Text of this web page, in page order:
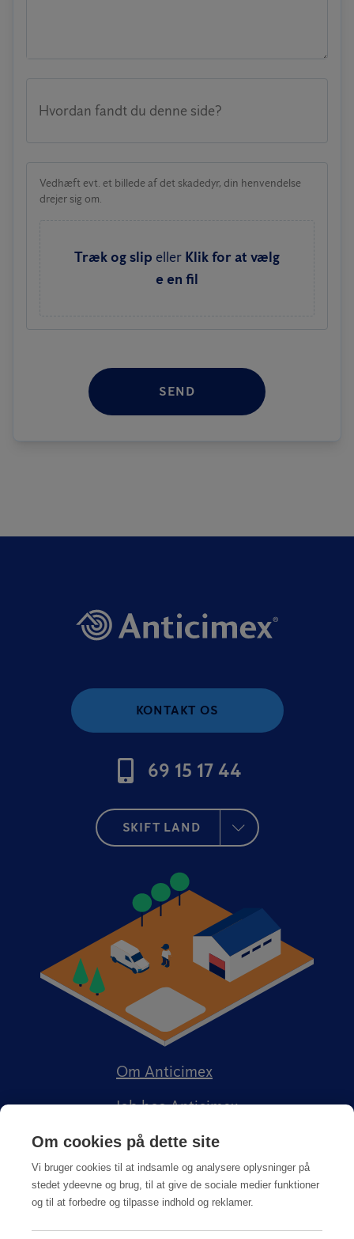
Hvordan fandt du denne side?
Vedhæft evt. et billede af det skadedyr, din henvendelse
drejer sig om.
Træk og slip eller Klik for at vælg
e en fil
SEND
KONTAKT OS
69 15 17 44
SKIFT LAND
Om Anticimex
Job hos Anticimex
Om cookies på dette site
Vi bruger cookies til at indsamle og analysere oplysninger på
stedet ydeevne og brug, til at give de sociale medier funktioner
og til at forbedre og tilpasse indhold og reklamer.